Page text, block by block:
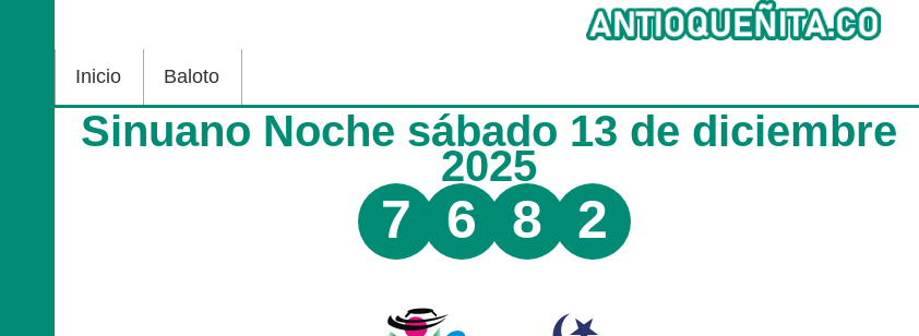
Inicio Baloto
Sinuano Noche sábado 13 de diciembre
2025
7 6 8 2